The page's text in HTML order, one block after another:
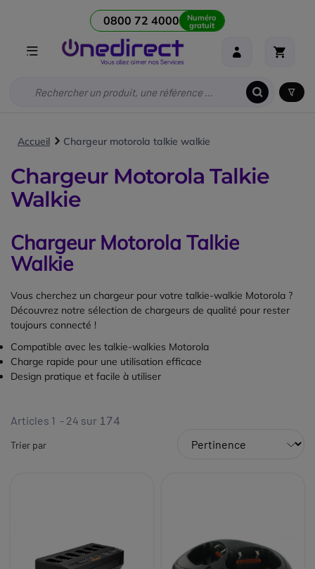
0800 72 4000 Numéro
gratuit
Accueil Chargeur motorola talkie walkie
Chargeur Motorola Talkie
Walkie
Chargeur Motorola Talkie
Walkie
Vous cherchez un chargeur pour votre talkie-walkie Motorola ?
Découvrez notre sélection de chargeurs de qualité pour rester
toujours connecté !
Compatible avec les talkie-walkies Motorola
Charge rapide pour une utilisation efficace
Design pratique et facile à utiliser
Articles 1 - 24 sur 174
Trier par